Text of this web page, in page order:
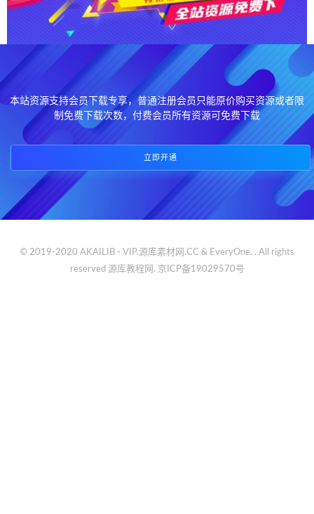
本站资源支持会员下载专享，普通注册会员只能原价购买资源或者限
制免费下载次数，付费会员所有资源可免费下载
立即开通
© 2019-2020 AKAILIB - VIP.源库素材网.CC & EveryOne. . All rights
reserved 源库教程网. 京ICP备19029570号